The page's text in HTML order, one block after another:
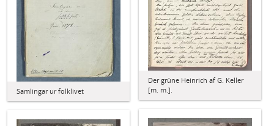
Der grüne Heinrich af G. Keller
[m. m.].
Samlingar ur folklivet